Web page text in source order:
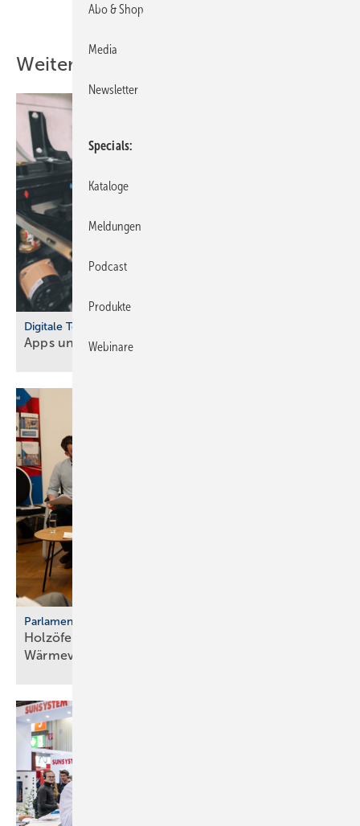
Teilen
Weitere Inhalte
Digitale Tools
Apps und Soft­ware für Hand­werker und
Parlamentarischer Kaminabend
Holzöfen als Resilienz­fak­tor der
Wärme­ver­sor­gung
Abo & Shop
Media
Newsletter
Specials
Kataloge
Meldungen
Podcast
Produkte
Webinare